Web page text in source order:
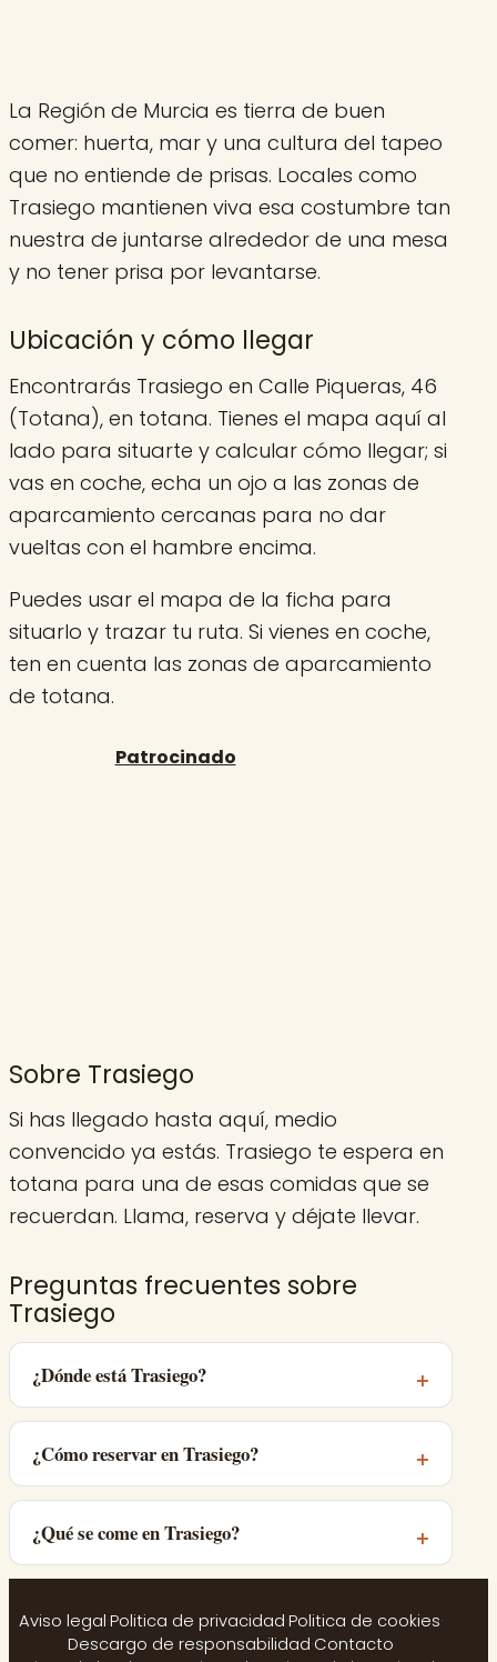
La Región de Murcia es tierra de buen
comer: huerta, mar y una cultura del tapeo
que no entiende de prisas. Locales como
Trasiego mantienen viva esa costumbre tan
nuestra de juntarse alrededor de una mesa
y no tener prisa por levantarse.
Ubicación y cómo llegar
Encontrarás Trasiego en Calle Piqueras, 46
(Totana), en totana. Tienes el mapa aquí al
lado para situarte y calcular cómo llegar; si
vas en coche, echa un ojo a las zonas de
aparcamiento cercanas para no dar
vueltas con el hambre encima.
Puedes usar el mapa de la ficha para
situarlo y trazar tu ruta. Si vienes en coche,
ten en cuenta las zonas de aparcamiento
de totana.
Sobre Trasiego
Si has llegado hasta aquí, medio
convencido ya estás. Trasiego te espera en
totana para una de esas comidas que se
recuerdan. Llama, reserva y déjate llevar.
Preguntas frecuentes sobre
Trasiego
¿Dónde está Trasiego?
¿Cómo reservar en Trasiego?
¿Qué se come en Trasiego?
Aviso legal·Politica de privacidad·Politica de cookies·
Descargo de responsabilidad·Contacto